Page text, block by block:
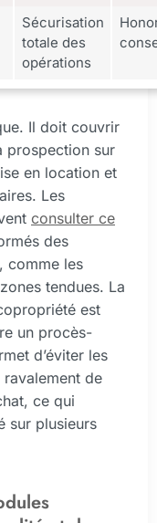
Sécurisation
totale des
opérations
Il doit couvrir
prospection sur
en location et
Les
consulter ce
des
comme les
tendues. La
est
un procès-
d’éviter les
de
ce qui
sur plusieurs